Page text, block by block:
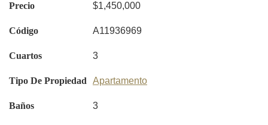
Precio $1,450,000
Código A11936969
Cuartos 3
Tipo De Propiedad Apartamento
Baños 3